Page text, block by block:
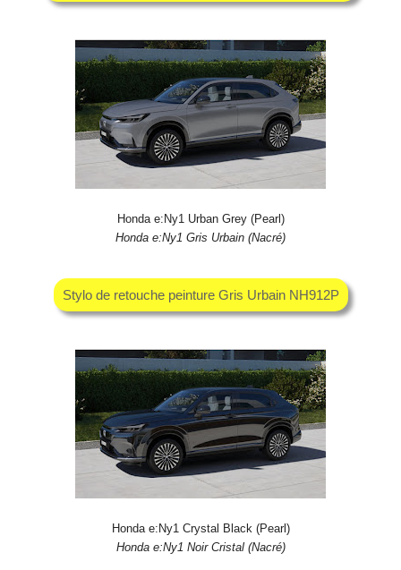
Honda e:Ny1 Urban Grey (Pearl)
Honda e:Ny1 Gris Urbain (Nacré)
Stylo de retouche peinture Gris Urbain NH912P
Honda e:Ny1 Crystal Black (Pearl)
Honda e:Ny1 Noir Cristal (Nacré)